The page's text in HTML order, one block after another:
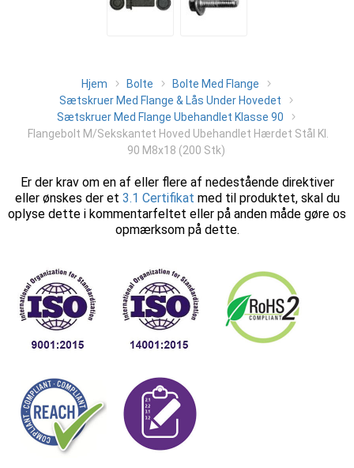
Hjem Bolte
Bolte Med Flange
Sætskruer Med Flange & Lås Under Hovedet
Sætskruer Med Flange Ubehandlet Klasse 90
Flangebolt M/Sekskantet Hoved Ubehandlet Hærdet Stål Kl.
90 M8x18 (200 Stk)
Er der krav om en af eller flere af nedestående direktiver
eller ønskes der et 3.1 Certifikat med til produktet, skal du
oplyse dette i kommentarfeltet eller på anden måde gøre os
opmærksom på dette.